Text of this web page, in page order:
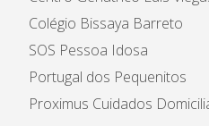
Colégio Bissaya Barreto
SOS Pessoa Idosa
Portugal dos Pequenitos
Proximus Cuidados